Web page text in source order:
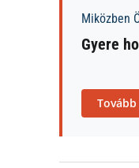
Miközben
Gyere